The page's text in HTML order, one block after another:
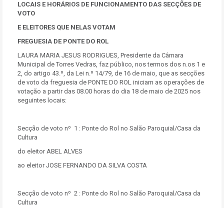
LOCAIS E HORÁRIOS DE FUNCIONAMENTO DAS SECÇÕES DE
VOTO
E ELEITORES QUE NELAS VOTAM
FREGUESIA DE PONTE DO ROL
LAURA MARIA JESUS RODRIGUES, Presidente da Câmara
Municipal de Torres Vedras, faz público, nos termos dos n.os 1 e
2, do artigo 43.º, da Lei n.º 14/79, de 16 de maio, que as secções
de voto da freguesia de PONTE DO ROL iniciam as operações de
votação a partir das 08.00 horas do dia 18 de maio de 2025 nos
seguintes locais:
Secção de voto nº 1 : Ponte do Rol no Salão Paroquial/Casa da
Cultura
do eleitor ABEL ALVES
ao eleitor JOSE FERNANDO DA SILVA COSTA
Secção de voto nº 2 : Ponte do Rol no Salão Paroquial/Casa da
Cultura